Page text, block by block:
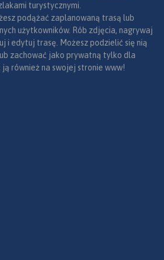
turystycznymi.
podążać zaplanowaną trasą lub
użytkowników. Rób zdjęcia, nagrywaj
i edytuj trasę. Możesz podzielić się nią
zachować jako prywatną tylko dla
również na swojej stronie www!